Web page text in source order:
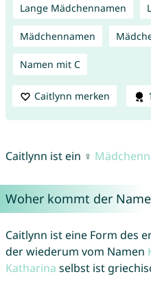
Lange Mädchennamen
Mädchennamen
Namen mit C
Caitlynn merken
Caitlynn ist ein ♀
Woher kommt der
Caitlynn ist eine Form des
der wiederum vom Namen
Katharina selbst ist